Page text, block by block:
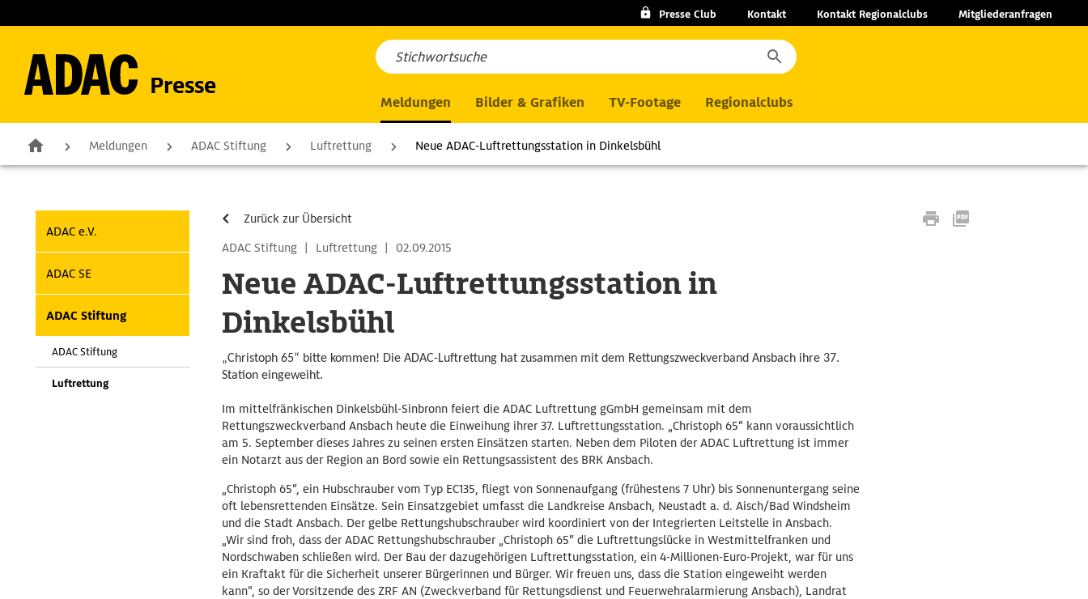
Presse Club Kontakt Kontakt Regionalclubs Mitgliederanfragen
Presse
Meldungen Bilder & Grafiken TV-Footage Regionalclubs
Meldungen ADAC Stiftung Luftrettung Neue ADAC-Luftrettungsstation in Dinkelsbühl
ADAC e.V.
ADAC SE
ADAC Stiftung
ADAC Stiftung
Luftrettung
Zurück zur Übersicht
ADAC Stiftung | Luftrettung | 02.09.2015
Neue ADAC-Luftrettungsstation in
Dinkelsbühl
„Christoph 65“ bitte kommen! Die ADAC-Luftrettung hat zusammen mit dem Rettungszweckverband Ansbach ihre 37.
Station eingeweiht.
Im mittelfränkischen Dinkelsbühl-Sinbronn feiert die ADAC Luftrettung gGmbH gemeinsam mit dem
Rettungszweckverband Ansbach heute die Einweihung ihrer 37. Luftrettungsstation. „Christoph 65“ kann voraussichtlich
am 5. September dieses Jahres zu seinen ersten Einsätzen starten. Neben dem Piloten der ADAC Luftrettung ist immer
ein Notarzt aus der Region an Bord sowie ein Rettungsassistent des BRK Ansbach.
„Christoph 65“, ein Hubschrauber vom Typ EC135, fliegt von Sonnenaufgang (frühestens 7 Uhr) bis Sonnenuntergang seine
oft lebensrettenden Einsätze. Sein Einsatzgebiet umfasst die Landkreise Ansbach, Neustadt a. d. Aisch/Bad Windsheim
und die Stadt Ansbach. Der gelbe Rettungshubschrauber wird koordiniert von der Integrierten Leitstelle in Ansbach.
„Wir sind froh, dass der ADAC Rettungshubschrauber „Christoph 65“ die Luftrettungslücke in Westmittelfranken und
Nordschwaben schließen wird. Der Bau der dazugehörigen Luftrettungsstation, ein 4-Millionen-Euro-Projekt, war für uns
ein Kraftakt für die Sicherheit unserer Bürgerinnen und Bürger. Wir freuen uns, dass die Station eingeweiht werden
kann", so der Vorsitzende des ZRF AN (Zweckverband für Rettungsdienst und Feuerwehralarmierung Ansbach), Landrat